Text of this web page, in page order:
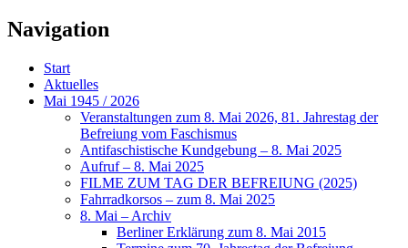
Navigation
Start
Aktuelles
Mai 1945 / 2026
Veranstaltungen zum 8. Mai 2026, 81. Jahrestag der
Befreiung vom Faschismus
Antifaschistische Kundgebung – 8. Mai 2025
Aufruf – 8. Mai 2025
FILME ZUM TAG DER BEFREIUNG (2025)
Fahrradkorsos – zum 8. Mai 2025
8. Mai – Archiv
Berliner Erklärung zum 8. Mai 2015